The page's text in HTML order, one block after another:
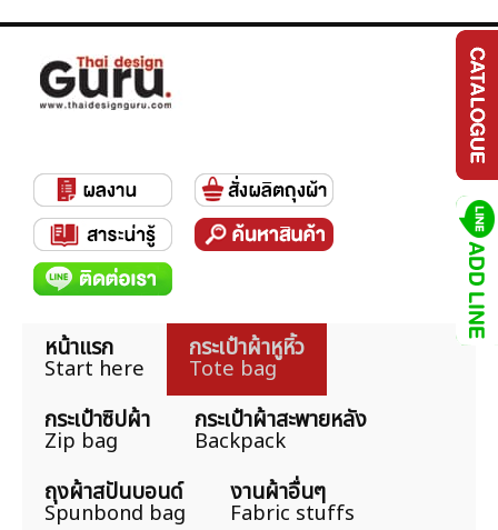
หน้าแรก
Start here
กระเป๋าผ้าหูหิ้ว
Tote bag
กระเป๋าซิปผ้า
Zip bag
กระเป๋าผ้าสะพายหลัง
Backpack
ถุงผ้าสปันบอนด์
Spunbond bag
งานผ้าอื่นๆ
Fabric stuffs